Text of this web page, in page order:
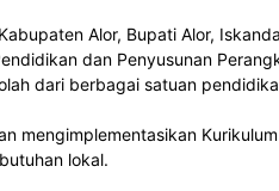
Alor, Bupati Alor,
dan Penyusunan
dari berbagai satuan
mengimplementasikan
lokal.